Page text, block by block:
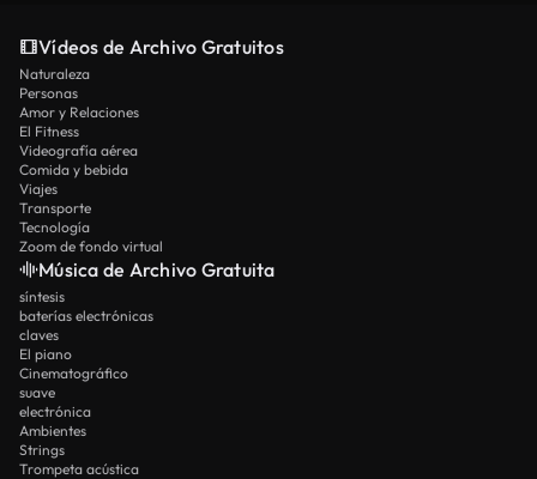
Vídeos de Archivo Gratuitos
Naturaleza
Personas
Amor y Relaciones
El Fitness
Videografía aérea
Comida y bebida
Viajes
Transporte
Tecnología
Zoom de fondo virtual
Música de Archivo Gratuita
síntesis
baterías electrónicas
claves
El piano
Cinematográfico
suave
electrónica
Ambientes
Strings
Trompeta acústica